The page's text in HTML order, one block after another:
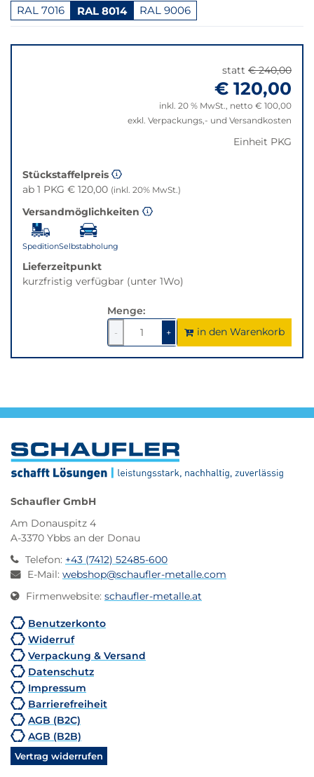
Filter
auf
RAL 7016 RAL 8014 RAL 9006
zu
statt € 240,00
€ 120,00
inkl. 20 % MwSt., netto € 100,00
exkl. Verpackungs,- und Versandkosten
Einheit PKG
Stückstaffelpreis
ab 1 PKG € 120,00 (inkl. 20% MwSt.)
Versandmöglichkeiten
SpeditionSelbstabholung
Lieferzeitpunkt
kurzfristig verfügbar (unter 1Wo)
Menge:
-
1
verringern
+1um
1
erhöhen
in den Warenkorb
Schaufler GmbH
Am Donauspitz 4
A-3370 Ybbs an der Donau
Telefon: +43 (7412) 52485-600
E-Mail: webshop@schaufler-metalle.com
Firmenwebsite: schaufler-metalle.at
Benutzerkonto
Widerruf
Verpackung & Versand
Datenschutz
Impressum
Barrierefreiheit
AGB (B2C)
AGB (B2B)
Vertrag widerrufen